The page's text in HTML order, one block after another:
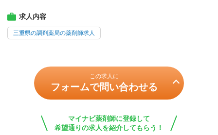
求人内容
三重県の調剤薬局の薬剤師求人
この求人に
フォームで問い合わせる
マイナビ薬剤師に登録して
希望通りの求人を紹介してもらう！